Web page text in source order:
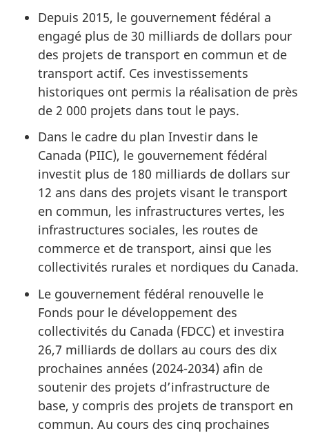
Depuis 2015, le gouvernement fédéral a
engagé plus de 30 milliards de dollars pour
des projets de transport en commun et de
transport actif. Ces investissements
historiques ont permis la réalisation de près
de 2 000 projets dans tout le pays.
Dans le cadre du plan Investir dans le
Canada (PIIC), le gouvernement fédéral
investit plus de 180 milliards de dollars sur
12 ans dans des projets visant le transport
en commun, les infrastructures vertes, les
infrastructures sociales, les routes de
commerce et de transport, ainsi que les
collectivités rurales et nordiques du Canada.
Le gouvernement fédéral renouvelle le
Fonds pour le développement des
collectivités du Canada (FDCC) et investira
26,7 milliards de dollars au cours des dix
prochaines années (2024-2034) afin de
soutenir des projets d’infrastructure de
base, y compris des projets de transport en
commun. Au cours des cinq prochaines